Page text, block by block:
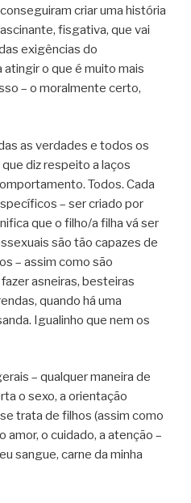
criar uma história
fisgativa, que vai
exigências do
o que é muito mais
– o moralmente certo,
as verdades e todos os
diz respeito a laços
Todos. Cada
– ser criado por
que o filho/a filha vá ser
são tão capazes de
– assim como são
asneiras, besteiras
quando há uma
Igualinho que nem os
– qualquer maneira de
o sexo, a orientação
trata de filhos (assim como
amor, o cuidado, a atenção –
sangue, carne da minha